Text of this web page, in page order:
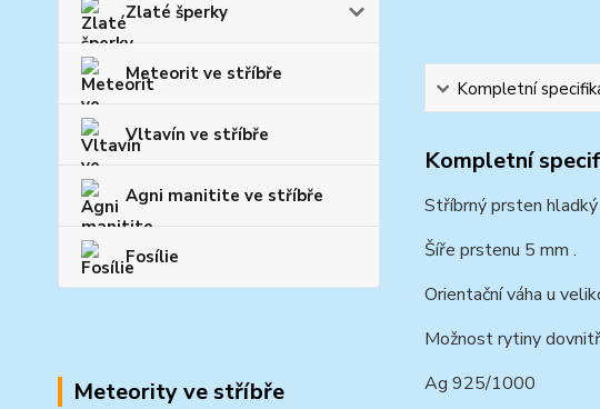
Zlaté šperky
Meteorit ve stříbře
Vltavín ve stříbře
Agni manitite ve stříbře
Fosílie
Meteority ve stříbře
Kompletní
Kompletní
Stříbrný prsten hladký
Šíře prstenu 5 mm .
Orientační váha u
Možnost rytiny
Ag 925/1000